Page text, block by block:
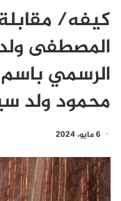
كيفه/
المصطفى
الرسمي
محمود ولد
6 مايو، 2024